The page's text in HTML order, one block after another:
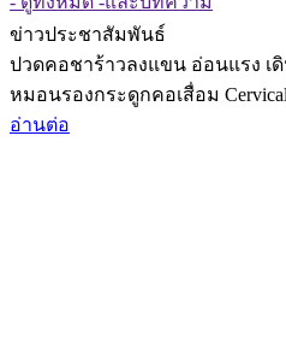
ข่าวประชาสัมพันธ์
ปวดคอชาร้าวลงแขน อ่อนแรง เดิ
หมอนรองกระดูกคอเสื่อม Cervical
อ่านต่อ